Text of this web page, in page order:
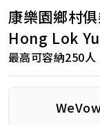
康樂園鄉村
Hong Lok
最高可容納250人